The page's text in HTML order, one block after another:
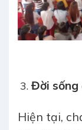
Đời sống
Hiện tại,